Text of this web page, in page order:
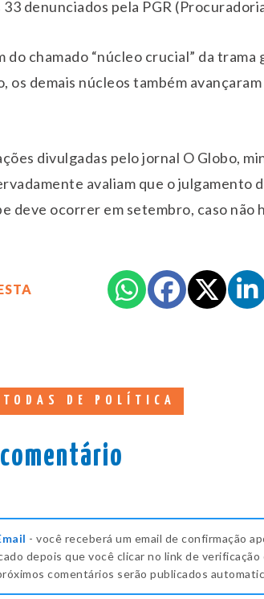
33 denunciados pela PGR
do chamado “núcleo crucial” da
os demais núcleos também
divulgadas pelo jornal O Globo,
avaliam que o julgamento
deve ocorrer em setembro, caso não
TODAS DE POLÍTICA
- você receberá um email de confirmação
depois que você clicar no link de
comentários serão publicados